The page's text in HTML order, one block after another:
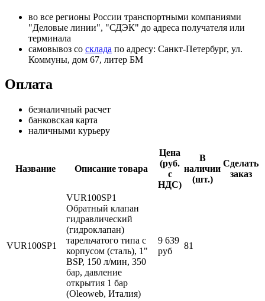
во все регионы России транспортными компаниями
"Деловые линии", "СДЭК" до адреса получателя или
терминала
самовывоз со склада по адресу: Санкт-Петербург, ул.
Коммуны, дом 67, литер БМ
Оплата
безналичный расчет
банковская карта
наличными курьеру
Название Описание товара
Цена
(руб.
с
НДС)
В
наличии
(шт.)
Сделать
заказ
VUR100SP1
VUR100SP1
Обратный клапан
гидравлический
(гидроклапан)
тарельчатого типа с
корпусом (сталь), 1"
BSP, 150 л/мин, 350
бар, давление
открытия 1 бар
(Oleoweb, Италия)
9 639
руб
81